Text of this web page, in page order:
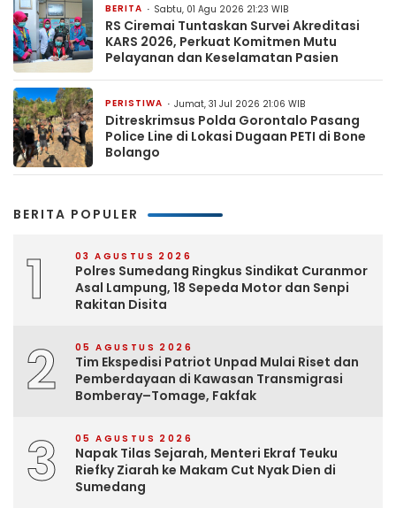
BERITA Sabtu, 01 Agu 2026 21:23 WIB
RS Ciremai Tuntaskan Survei Akreditasi
KARS 2026, Perkuat Komitmen Mutu
Pelayanan dan Keselamatan Pasien
PERISTIWA Jumat, 31 Jul 2026 21:06 WIB
Ditreskrimsus Polda Gorontalo Pasang
Police Line di Lokasi Dugaan PETI di Bone
Bolango
BERITA POPULER
1 03 AGUSTUS 2026
Polres Sumedang Ringkus Sindikat Curanmor
Asal Lampung, 18 Sepeda Motor dan Senpi
Rakitan Disita
2 05 AGUSTUS 2026
Tim Ekspedisi Patriot Unpad Mulai Riset dan
Pemberdayaan di Kawasan Transmigrasi
Bomberay–Tomage, Fakfak
3 05 AGUSTUS 2026
Napak Tilas Sejarah, Menteri Ekraf Teuku
Riefky Ziarah ke Makam Cut Nyak Dien di
Sumedang